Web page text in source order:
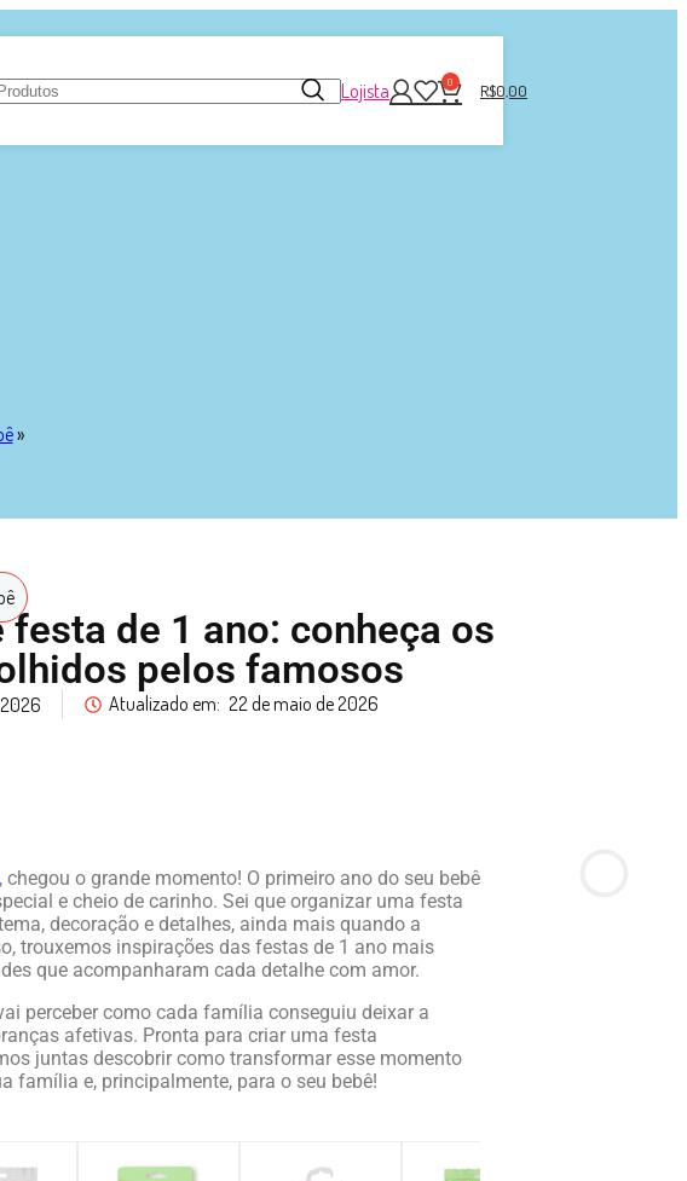
Lojista 0 R$0,00
»
festa de 1 ano: conheça os
pelos famosos
Atualizado em: 22 de maio de 2026
, chegou o grande momento! O primeiro ano do seu bebê
e cheio de carinho. Sei que organizar uma festa
decoração e detalhes, ainda mais quando a
trouxemos inspirações das festas de 1 ano mais
que acompanharam cada detalhe com amor.
perceber como cada família conseguiu deixar a
afetivas. Pronta para criar uma festa
juntas descobrir como transformar esse momento
família e, principalmente, para o seu bebê!